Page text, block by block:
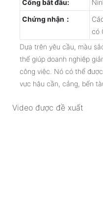
Cổng bắt đầu:
Chứng nhận：
có
Dựa trên yêu cầu, màu
thể giúp doanh nghiệp
công việc. Nó có thể
vực hậu cần, cảng, bến
Video được đề xuất